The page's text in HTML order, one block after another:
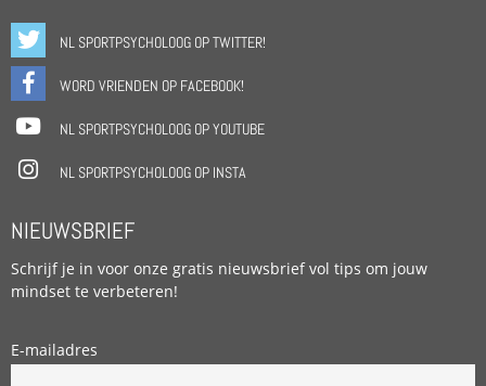
NL SPORTPSYCHOLOOG OP TWITTER!
WORD VRIENDEN OP FACEBOOK!
NL SPORTPSYCHOLOOG OP YOUTUBE
NL SPORTPSYCHOLOOG OP INSTA
NIEUWSBRIEF
Schrijf je in voor onze gratis nieuwsbrief vol tips om jouw
mindset te verbeteren!
E-mailadres